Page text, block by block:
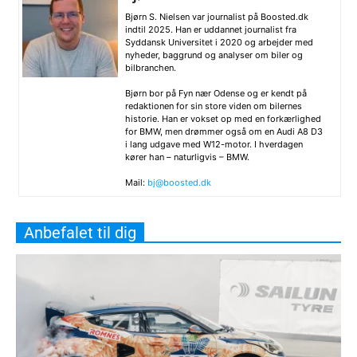
Bjørn S. Nielsen var journalist på Boosted.dk
indtil 2025. Han er uddannet journalist fra
Syddansk Universitet i 2020 og arbejder med
nyheder, baggrund og analyser om biler og
bilbranchen.
Bjørn bor på Fyn nær Odense og er kendt på
redaktionen for sin store viden om bilernes
historie. Han er vokset op med en forkærlighed
for BMW, men drømmer også om en Audi A8 D3
i lang udgave med W12-motor. I hverdagen
kører han – naturligvis – BMW.
Mail: bj@boosted.dk